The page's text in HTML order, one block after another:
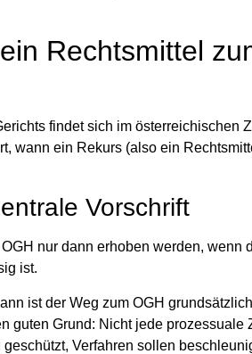
Rechtsmittel
findet sich im österreichischen
wann ein Rekurs (also ein
Vorschrift
nur dann erhoben werden, wenn
ist.
ist der Weg zum OGH grundsätzlich
guten Grund: Nicht jede
Verfahren sollen